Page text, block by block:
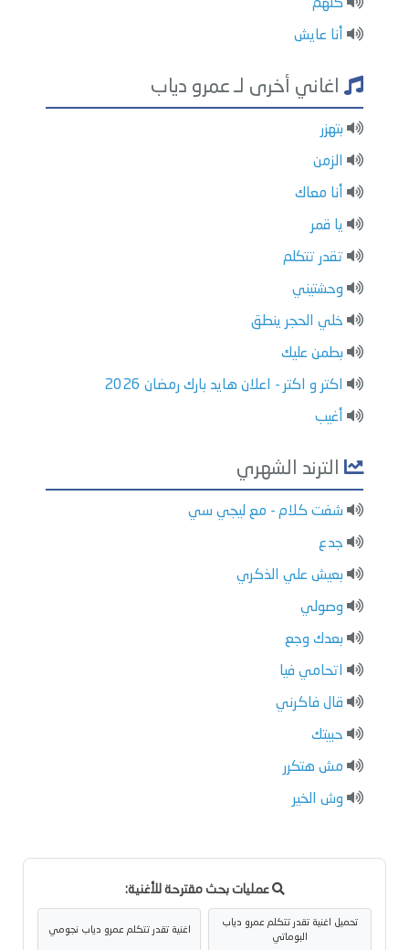
كلهم
أنا عايش
اغاني أخرى لـ عمرو دياب
بتهزر
الزمن
أنا معاك
يا قمر
تقدر تتكلم
وحشتيني
خلي الحجر ينطق
بطمن عليك
اكتر و اكتر - اعلان هايد بارك رمضان 2026
أغيب
الترند الشهري
شفت كلام - مع ليجي سي
جدع
بعيش علي الذكري
وصولي
بعدك وجع
اتحامي فيا
قال فاكرني
حبيتك
مش هتكرر
وش الخير
عمليات بحث مقترحة للأغنية:
تحميل اغنية تقدر تتكلم عمرو دياب
البوماتي
اغنية تقدر تتكلم عمرو دياب نجومي